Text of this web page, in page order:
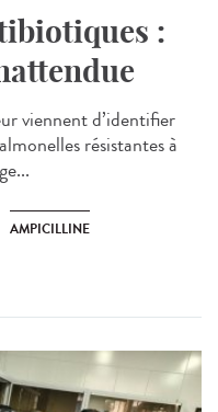
:
viennent d’identifier
résistantes à
AMPICILLINE